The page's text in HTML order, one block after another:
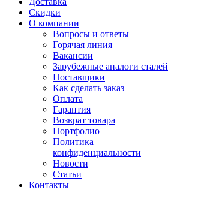
Скидки
О компании
Вопросы и ответы
Горячая линия
Вакансии
Зарубежные аналоги сталей
Поставщики
Как сделать заказ
Оплата
Гарантия
Возврат товара
Портфолио
Политика
конфиденциальности
Новости
Статьи
Контакты